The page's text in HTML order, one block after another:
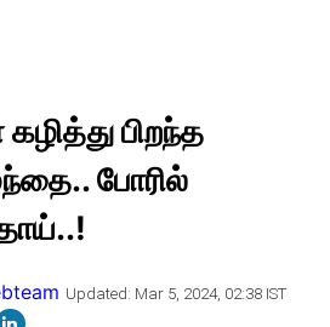
பிறந்த
போரில்
Updated: Mar 5, 2024, 02:38 IST